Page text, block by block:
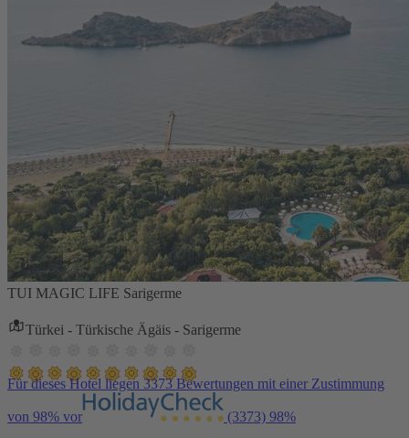
TUI MAGIC LIFE Sarigerme
Türkei - Türkische Ägäis - Sarigerme
Für dieses Hotel liegen 3373 Bewertungen mit einer Zustimmung
von 98% vor (3373) 98%